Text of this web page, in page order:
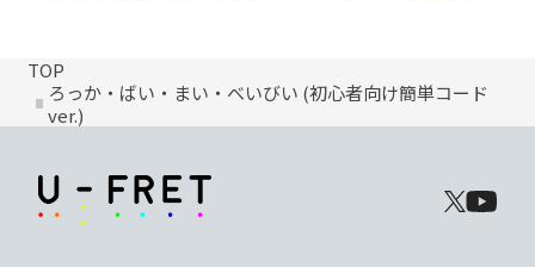
TOP
ろっか・ばい・まい・べいびい (初心者向け簡単コード
ver.)